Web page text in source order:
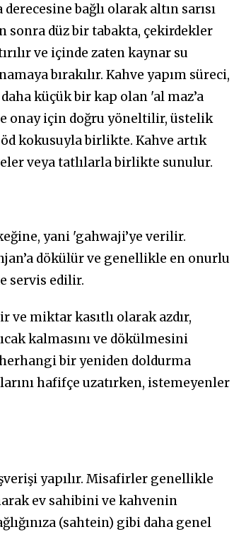
bağlı olarak altın sarısı
sonra düz bir tabakta, çekirdekler
ve içinde zaten kaynar su
bırakılır. Kahve yapım süreci,
küçük bir kap olan 'al maz’a
onay için doğru yöneltilir, üstelik
kokusuyla birlikte. Kahve artık
veya tatlılarla birlikte sunulur.
yani 'gahwaji’ye verilir.
dökülür ve genellikle en onurlu
servis edilir.
ve miktar kasıtlı olarak azdır,
kalmasını ve dökülmesini
bir yeniden doldurma
hafifçe uzatırken, istemeyenler
yapılır. Misafirler genellikle
ev sahibini ve kahvenin
(sahtein) gibi daha genel